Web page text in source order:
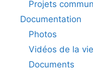
Projets
Documentation
Photos
Vidéos de la
Documents